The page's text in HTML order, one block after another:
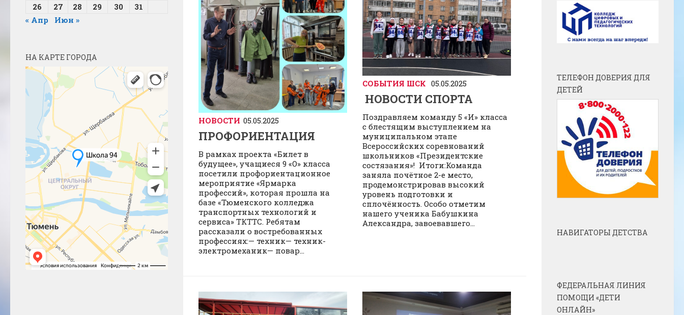
НОВОСТИ 05.05.2025
ПРОФОРИЕНТАЦИЯ
В рамках проекта «Билет в
будущее», учащиеся 9 «О» класса
посетили профориентационное
мероприятие «Ярмарка
профессий», которая прошла на
базе «Тюменского колледжа
транспортных технологий и
сервиса» ТКТТС. Ребятам
рассказали о востребованных
профессиях:— техник— техник-
электромеханик— повар...
СОБЫТИЯ ШСК 05.05.2025
НОВОСТИ СПОРТА
Поздравляем команду 5 «И» класса
с блестящим выступлением на
муниципальном этапе
Всероссийских соревнований
школьников «Президентские
состязания»! Итоги:Команда
заняла почётное 2-е место,
продемонстрировав высокий
уровень подготовки и
сплочённость. Особо отметим
нашего ученика Бабушкина
Александра, завоевавшего...
26
27 28 29 30
31
« Апр
Июн »
НА КАРТЕ ГОРОДА
ТЕЛЕФОН ДОВЕРИЯ ДЛЯ
ДЕТЕЙ
НАВИГАТОРЫ ДЕТСТВА
ФЕДЕРАЛЬНАЯ ЛИНИЯ
ПОМОЩИ «ДЕТИ
ОНЛАЙН»